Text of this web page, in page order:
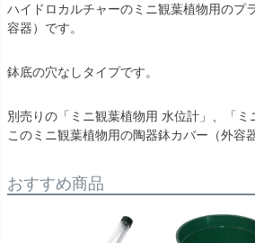
ハイドロカルチャーのミニ観葉植物用のプ
容器）です。
鉢底の穴なしタイプです。
別売りの「ミニ観葉植物用 水位計」、「ミ
このミニ観葉植物用の陶器鉢カバー（外容
おすすめ商品